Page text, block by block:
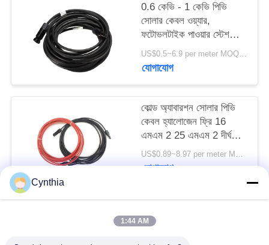
0.6 কেভি - 1 কেভি পিভি
সোলার কেবল ওয়্যার,
ফটোভলটাইক পাওয়ার স্টেশনের
জন্য টিনযুক্ত কপার তার
US$0.5~6.9 per meter MOQ:1500meter
যোগাযোগ
কোল্ড অ্যাবারশন সোলার পিভি
কেবল হ্যালোজেন ফ্রি 16
এমএম 2 25 এমএম 2 দীর্ঘ
জীবনকাল
US$0.89~8.97 per meter MOQ:5000meter
যোগাযোগ
Cynthia
1:44 AM